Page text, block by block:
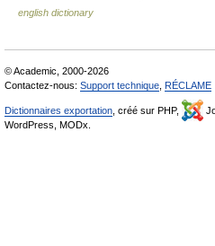
english dictionary
© Academic, 2000-2026
Contactez-nous: Support technique RÉCLAME
Dictionnaires exportation , créé sur PHP,
WordPress, MODx.